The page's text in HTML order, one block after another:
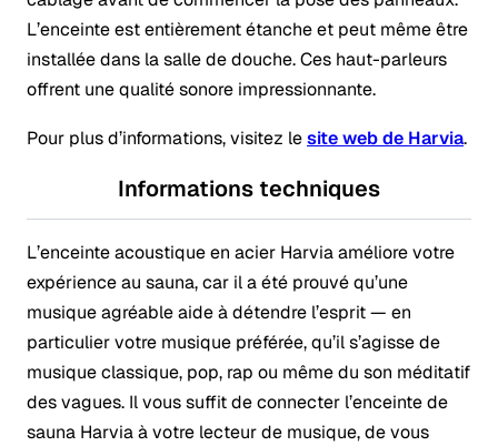
L’enceinte est entièrement étanche et peut même être
installée dans la salle de douche. Ces haut-parleurs
offrent une qualité sonore impressionnante.
Pour plus d’informations, visitez lesite web de Harvia.
Informations techniques
L’enceinte acoustique en acier Harvia améliore votre
expérience au sauna, car il a été prouvé qu’une
musique agréable aide à détendre l’esprit — en
particulier votre musique préférée, qu’il s’agisse de
musique classique, pop, rap ou même du son méditatif
des vagues. Il vous suffit de connecter l’enceinte de
sauna Harvia à votre lecteur de musique, de vous